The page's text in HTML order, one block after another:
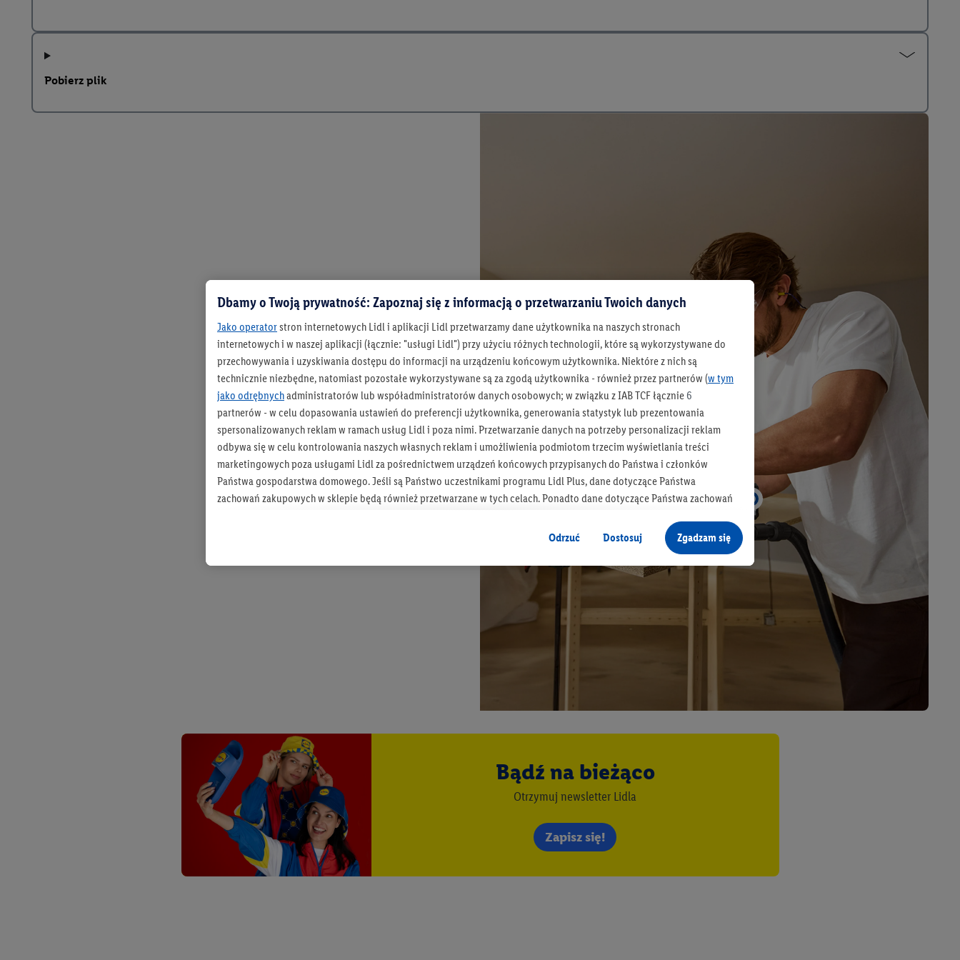
Pobierz plik
Bądź na bieżąco
Otrzymuj newsletter Lidla
Zapisz się!
Dbamy o Twoją prywatność: Zapoznaj się z informacją o przetwarzaniu Twoich danych
Jako operatorstron internetowych Lidl i aplikacji Lidl przetwarzamy dane użytkownika na naszych stronach
internetowych i w naszej aplikacji (łącznie: "usługi Lidl") przy użyciu różnych technologii, które są wykorzystywane do
przechowywania i uzyskiwania dostępu do informacji na urządzeniu końcowym użytkownika. Niektóre z nich są
technicznie niezbędne, natomiast pozostałe wykorzystywane są za zgodą użytkownika - również przez partnerów (w tym
jako odrębnychadministratorów lub współadministratorów danych osobowych; w związku z IAB TCF łącznie 6
partnerów - w celu dopasowania ustawień do preferencji użytkownika, generowania statystyk lub prezentowania
spersonalizowanych reklam w ramach usług Lidl i poza nimi. Przetwarzanie danych na potrzeby personalizacji reklam
odbywa się w celu kontrolowania naszych własnych reklam i umożliwienia podmiotom trzecim wyświetlania treści
marketingowych poza usługami Lidl za pośrednictwem urządzeń końcowych przypisanych do Państwa i członków
Państwa gospodarstwa domowego. Jeśli są Państwo uczestnikami programu Lidl Plus, dane dotyczące Państwa
zachowań zakupowych w sklepie będą również przetwarzane w tych celach. Ponadto dane dotyczące Państwa zachowań
jako niezależny administrator danych
Tworzenie spersonalizowanych reklam opiera się na generowaniu profili, które są również wzbogacane o dane z innych
usług. Obejmuje to łączenie danych (np. dotyczących korzystania z usług Lidl, zachowań zakupowych w usługach Lidl,
informacji z konta klienta - np. wieku lub płci - a także dokładnych danych dotyczących lokalizacji), również przez różne
urządzenia końcowe i usługi Lidl, w tym przechowywanie lub uzyskiwanie dostępu do informacji na urządzeniach
końcowych w celu tworzenia grup docelowych (tzw. segmentów). W związku z personalizacją treści marketingowych,
opracowywania ofert oraz zapewnienia bezpieczeństwa technicznego i optymalizacji wyświetlania konkretnych treści.
wymienionych partnerów w celu utworzenia specjalnego identyfikatora internetowego (tzw. EUID), który możemy
następnie wykorzystać w podobny sposób jak poniżej opisany identyfikator Utiq SA/NV ("Utiq"), aby rozpoznać
użytkownika w usługach świadczonych przez podmioty trzecie i wyświetlać mu spersonalizowane reklamy. W tym celu
my i jeden z innych partnerów wymienionych powyżej będziemy również jako współadministratorzy przetwarzać adres e-
mail użytkownika w postaci zahashowanej.
Użytkownik upoważnia również firmę Utiq oraz operatora sieci telekomunikacyjnejdo korzystania z technologii Utiq w
usługach Lidl. Utiq najpierw sprawdzi, czy technologia jest dostępna dla użytkownika przy użyciu jego adresu IP. Jeśli
tak, Utiq udostępni adres IP użytkownika operatorowi sieci, który utworzy identyfikator dla Utiq przy użyciu adresu IP i
Odrzuć Dostosuj Zgadzam się